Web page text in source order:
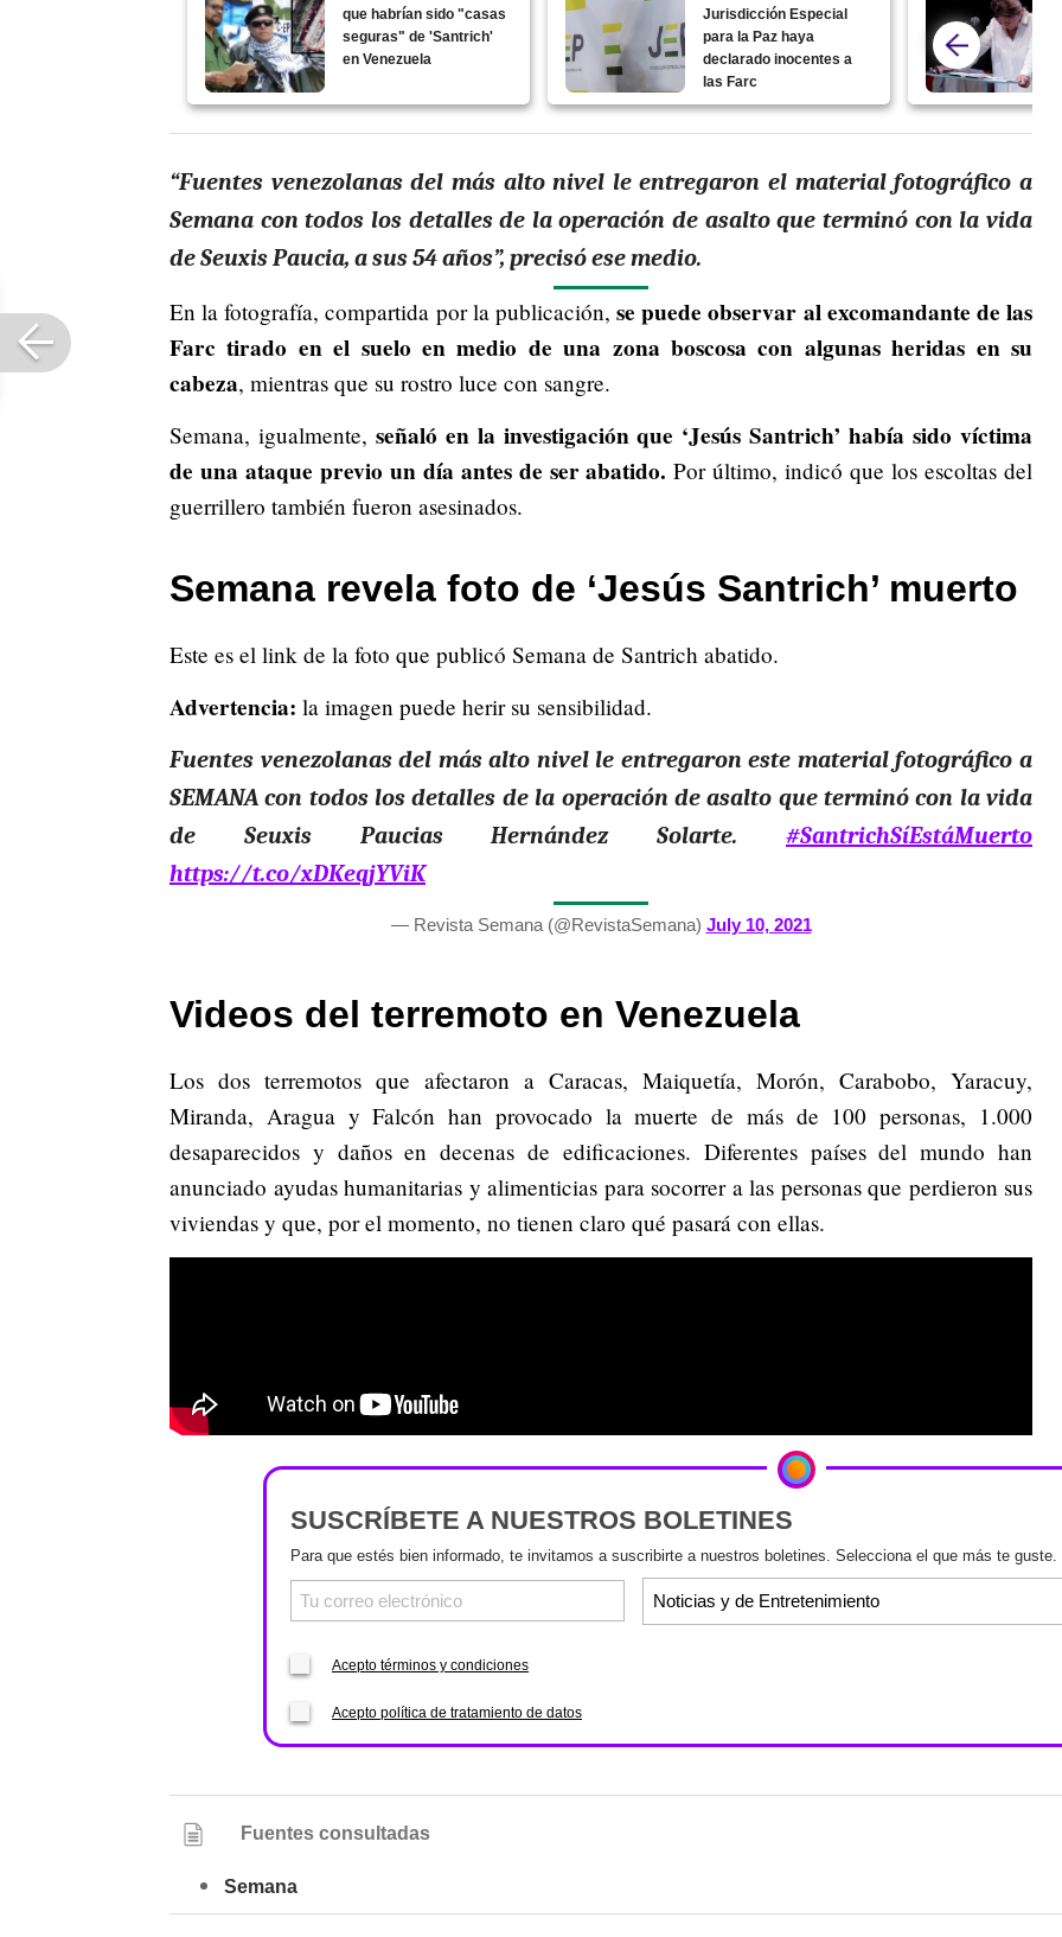
que habrían sido "casas
seguras" de 'Santrich'
en Venezuela
Jurisdicción Especial
para la Paz haya
declarado inocentes a
las Farc
“Fuentes venezolanas del más alto nivel le entregaron el material fotográfico a
Semana con todos los detalles de la operación de asalto que terminó con la vida
de Seuxis Paucia, a sus 54 años”, precisó ese medio.
En la fotografía, compartida por la publicación,se puede observar al excomandante de las
Farc tirado en el suelo en medio de una zona boscosa con algunas heridas en su
cabeza, mientras que su rostro luce con sangre.
Semana, igualmente, señaló en la investigación que ‘Jesús Santrich’ había sido víctima
de una ataque previo un día antes de ser abatido. Por último, indicó que los escoltas del
guerrillero también fueron asesinados.
Semana revela foto de ‘Jesús Santrich’ muerto
Este es el link de la foto que publicó Semana de Santrich abatido.
Advertencia: la imagen puede herir su sensibilidad.
Fuentes venezolanas del más alto nivel le entregaron este material fotográfico a
SEMANA con todos los detalles de la operación de asalto que terminó con la vida
de Seuxis Paucias Hernández Solarte. #SantrichSíEstáMuerto
https://t.co/xDKeqjYViK
— Revista Semana (@RevistaSemana) July 10, 2021
Videos del terremoto en Venezuela
Los dos terremotos que afectaron a Caracas, Maiquetía, Morón, Carabobo, Yaracuy,
Miranda, Aragua y Falcón han provocado la muerte de más de 100 personas, 1.000
desaparecidos y daños en decenas de edificaciones. Diferentes países del mundo han
anunciado ayudas humanitarias y alimenticias para socorrer a las personas que perdieron sus
viviendas y que, por el momento, no tienen claro qué pasará con ellas.
SUSCRÍBETE A NUESTROS BOLETINES
Para que estés bien informado, te invitamos a suscribirte a nuestros boletines. Selecciona el que más te guste.
Acepto términos y condiciones
Acepto política de tratamiento de datos
Fuentes consultadas
Semana